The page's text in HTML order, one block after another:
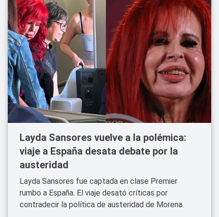
Layda Sansores vuelve a la polémica:
viaje a España desata debate por la
austeridad
Layda Sansores fue captada en clase Premier
rumbo a España. El viaje desató críticas por
contradecir la política de austeridad de Morena.